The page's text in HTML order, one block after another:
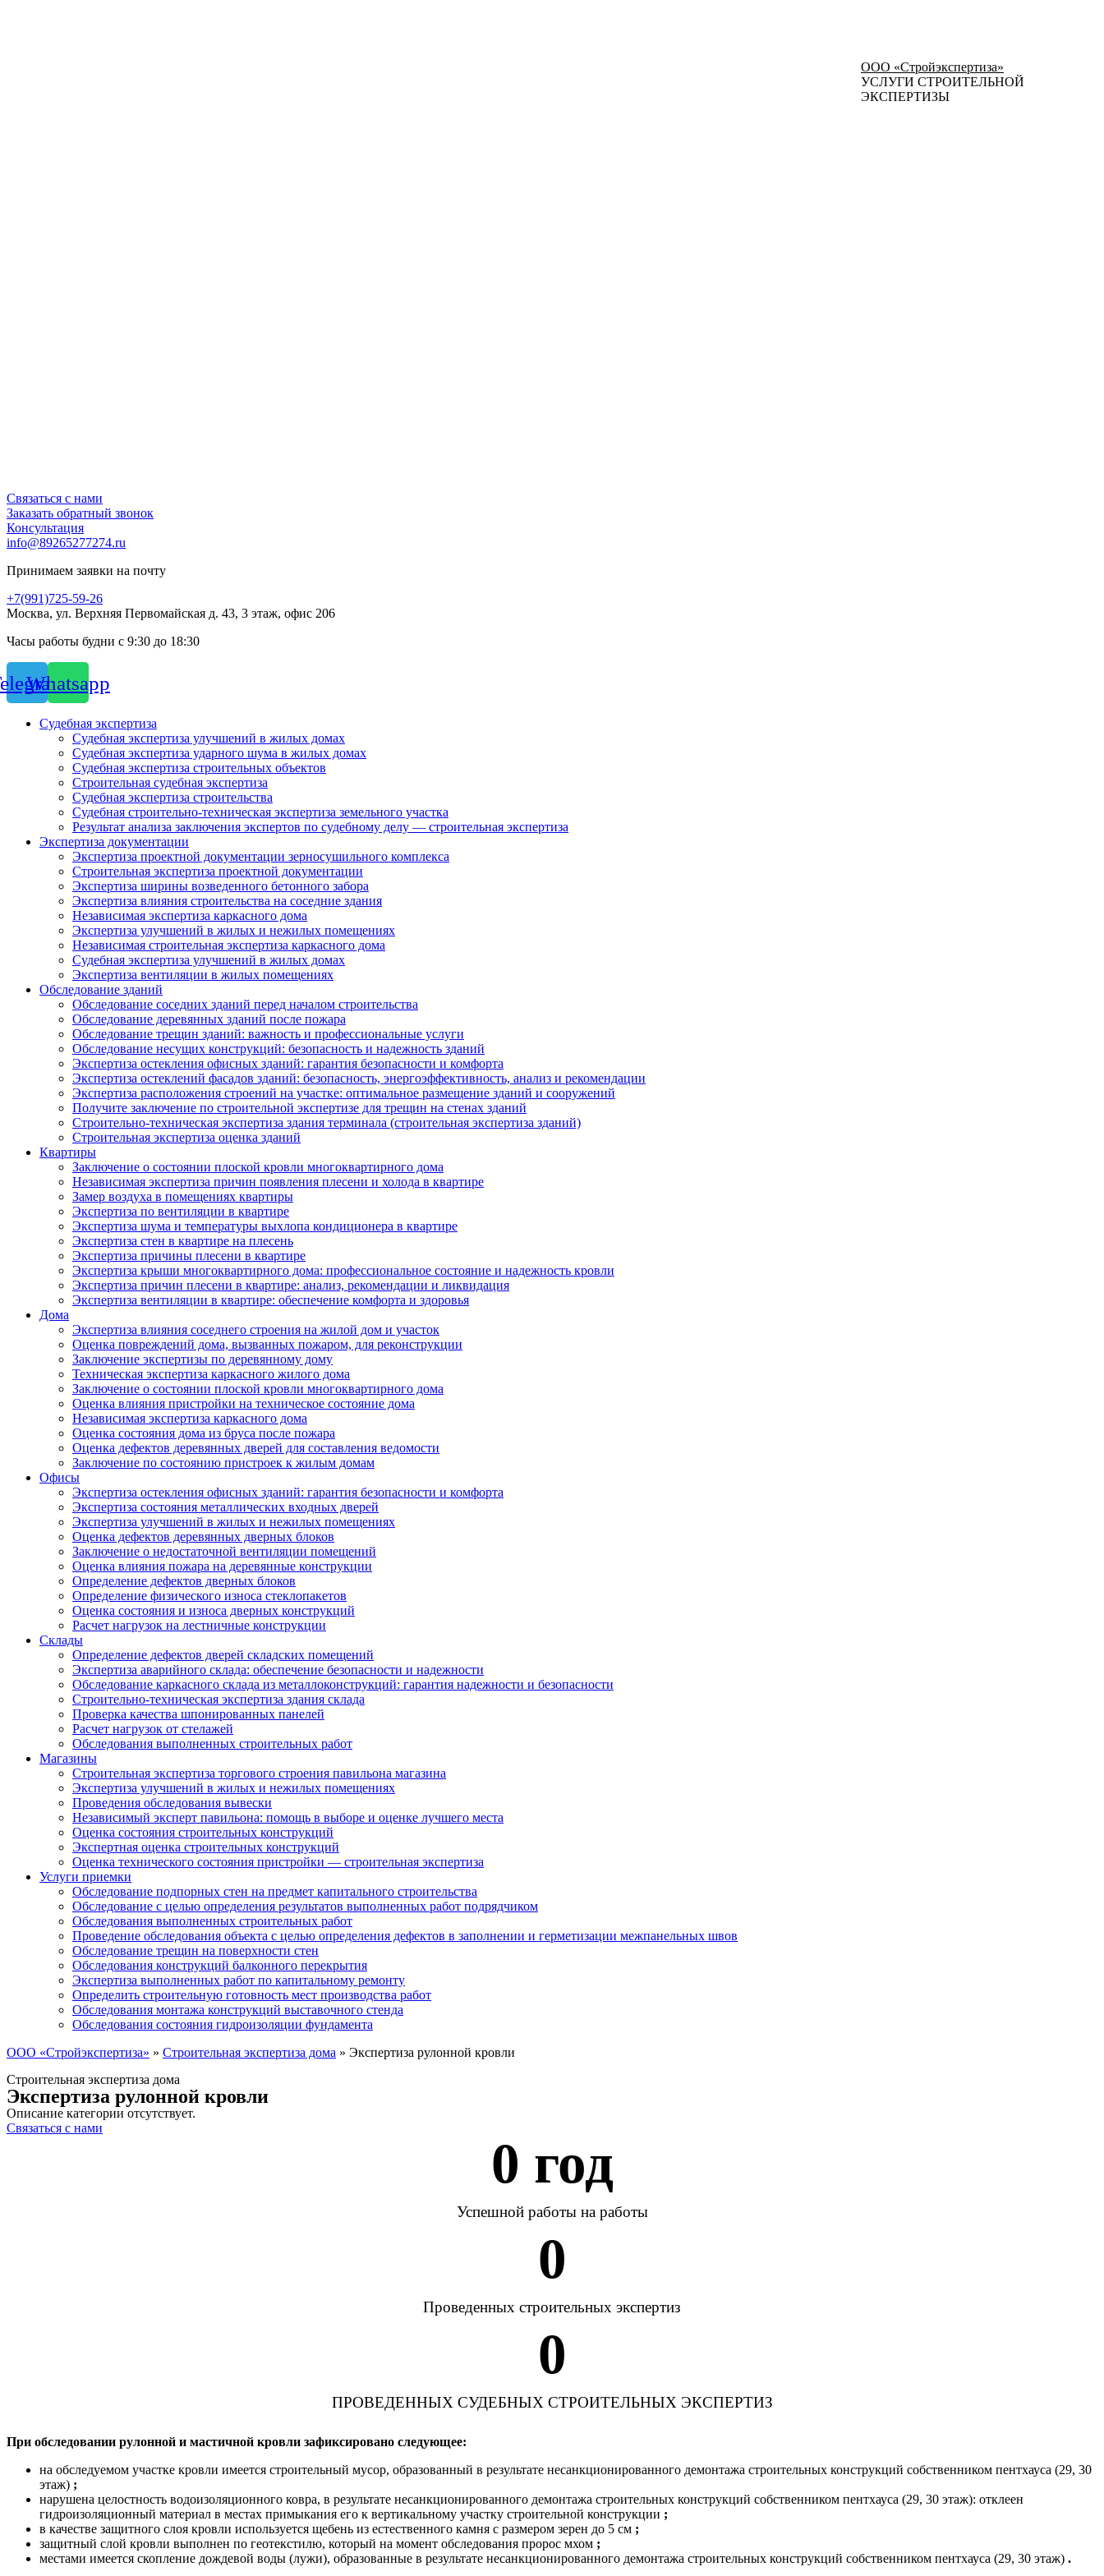
ООО «Стройэкспертиза»
УСЛУГИ СТРОИТЕЛЬНОЙ
ЭКСПЕРТИЗЫ
Связаться с нами
Заказать обратный звонок
Консультация
info@89265277274.ru
Принимаем заявки на почту
+7(991)725-59-26
Москва, ул. Верхняя Первомайская д. 43, 3 этаж, офис 206
Часы работы будни с 9:30 до 18:30
Whatsapp
Судебная экспертиза
Судебная экспертиза улучшений в жилых домах
Судебная экспертиза ударного шума в жилых домах
Судебная экспертиза строительных объектов
Строительная судебная экспертиза
Судебная экспертиза строительства
Судебная строительно-техническая экспертиза земельного участка
Результат анализа заключения экспертов по судебному делу — строительная экспертиза
Экспертиза документации
Экспертиза проектной документации зерносушильного комплекса
Строительная экспертиза проектной документации
Экспертиза ширины возведенного бетонного забора
Экспертиза влияния строительства на соседние здания
Независимая экспертиза каркасного дома
Экспертиза улучшений в жилых и нежилых помещениях
Независимая строительная экспертиза каркасного дома
Судебная экспертиза улучшений в жилых домах
Экспертиза вентиляции в жилых помещениях
Обследование зданий
Обследование соседних зданий перед началом строительства
Обследование деревянных зданий после пожара
Обследование трещин зданий: важность и профессиональные услуги
Обследование несущих конструкций: безопасность и надежность зданий
Экспертиза остекления офисных зданий: гарантия безопасности и комфорта
Экспертиза остеклений фасадов зданий: безопасность, энергоэффективность, анализ и рекомендации
Экспертиза расположения строений на участке: оптимальное размещение зданий и сооружений
Получите заключение по строительной экспертизе для трещин на стенах зданий
Строительно-техническая экспертиза здания терминала (строительная экспертиза зданий)
Строительная экспертиза оценка зданий
Квартиры
Заключение о состоянии плоской кровли многоквартирного дома
Независимая экспертиза причин появления плесени и холода в квартире
Замер воздуха в помещениях квартиры
Экспертиза по вентиляции в квартире
Экспертиза шума и температуры выхлопа кондиционера в квартире
Экспертиза стен в квартире на плесень
Экспертиза причины плесени в квартире
Экспертиза крыши многоквартирного дома: профессиональное состояние и надежность кровли
Экспертиза причин плесени в квартире: анализ, рекомендации и ликвидация
Экспертиза вентиляции в квартире: обеспечение комфорта и здоровья
Дома
Экспертиза влияния соседнего строения на жилой дом и участок
Оценка повреждений дома, вызванных пожаром, для реконструкции
Заключение экспертизы по деревянному дому
Техническая экспертиза каркасного жилого дома
Заключение о состоянии плоской кровли многоквартирного дома
Оценка влияния пристройки на техническое состояние дома
Независимая экспертиза каркасного дома
Оценка состояния дома из бруса после пожара
Оценка дефектов деревянных дверей для составления ведомости
Заключение по состоянию пристроек к жилым домам
Офисы
Экспертиза остекления офисных зданий: гарантия безопасности и комфорта
Экспертиза состояния металлических входных дверей
Экспертиза улучшений в жилых и нежилых помещениях
Оценка дефектов деревянных дверных блоков
Заключение о недостаточной вентиляции помещений
Оценка влияния пожара на деревянные конструкции
Определение дефектов дверных блоков
Определение физического износа стеклопакетов
Оценка состояния и износа дверных конструкций
Расчет нагрузок на лестничные конструкции
Склады
Определение дефектов дверей складских помещений
Экспертиза аварийного склада: обеспечение безопасности и надежности
Обследование каркасного склада из металлоконструкций: гарантия надежности и безопасности
Строительно-техническая экспертиза здания склада
Проверка качества шпонированных панелей
Расчет нагрузок от стелажей
Обследования выполненных строительных работ
Магазины
Строительная экспертиза торгового строения павильона магазина
Экспертиза улучшений в жилых и нежилых помещениях
Проведения обследования вывески
Независимый эксперт павильона: помощь в выборе и оценке лучшего места
Оценка состояния строительных конструкций
Экспертная оценка строительных конструкций
Оценка технического состояния пристройки — строительная экспертиза
Услуги приемки
Обследование подпорных стен на предмет капитального строительства
Обследование с целью определения результатов выполненных работ подрядчиком
Обследования выполненных строительных работ
Проведение обследования объекта с целью определения дефектов в заполнении и герметизации межпанельных швов
Обследование трещин на поверхности стен
Обследования конструкций балконного перекрытия
Экспертиза выполненных работ по капитальному ремонту
Определить строительную готовность мест производства работ
Обследования монтажа конструкций выставочного стенда
Обследования состояния гидроизоляции фундамента
ООО «Стройэкспертиза» » Строительная экспертиза дома » Экспертиза рулонной кровли
Строительная экспертиза дома
Экспертиза рулонной кровли
Описание категории отсутствует.
Связаться с нами
0 год
Успешной работы на работы
0
Проведенных строительных экспертиз
0
ПРОВЕДЕННЫХ СУДЕБНЫХ СТРОИТЕЛЬНЫХ ЭКСПЕРТИЗ
При обследовании рулонной и мастичной кровли зафиксировано следующее:
на обследуемом участке кровли имеется строительный мусор, образованный в результате несанкционированного демонтажа строительных конструкций собственником пентхауса (29, 30
этаж) ;
нарушена целостность водоизоляционного ковра, в результате несанкционированного демонтажа строительных конструкций собственником пентхауса (29, 30 этаж): отклеен
гидроизоляционный материал в местах примыкания его к вертикальному участку строительной конструкции ;
в качестве защитного слоя кровли используется щебень из естественного камня с размером зерен до 5 см ;
защитный слой кровли выполнен по геотекстилю, который на момент обследования пророс мхом ;
местами имеется скопление дождевой воды (лужи), образованные в результате несанкционированного демонтажа строительных конструкций собственником пентхауса (29, 30 этаж) .